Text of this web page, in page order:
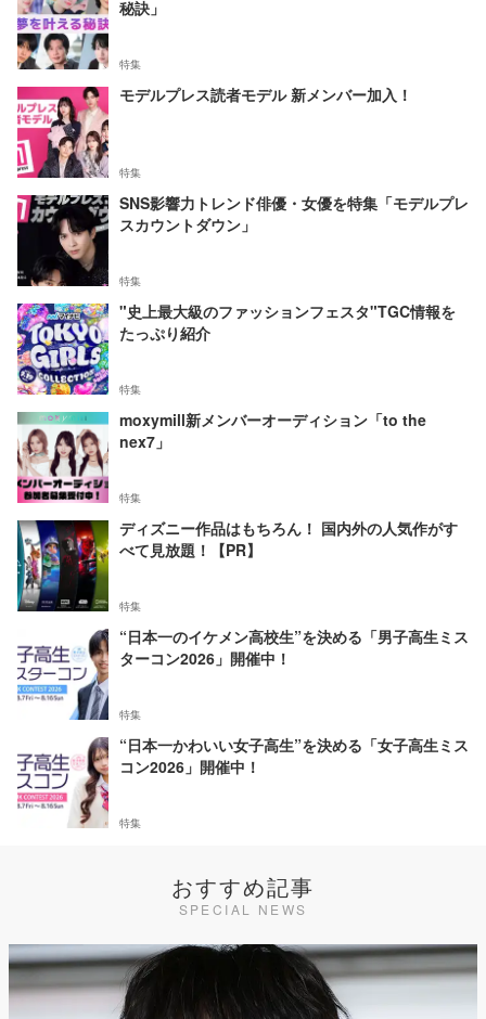
秘訣」
特集
モデルプレス読者モデル 新メンバー加入！
特集
SNS影響力トレンド俳優・女優を特集「モデルプレ
スカウントダウン」
特集
"史上最大級のファッションフェスタ"TGC情報を
たっぷり紹介
特集
moxymill新メンバーオーディション「to the
nex7」
特集
ディズニー作品はもちろん！ 国内外の人気作がす
べて見放題！【PR】
特集
“日本一のイケメン高校生”を決める「男子高生ミス
ターコン2026」開催中！
特集
“日本一かわいい女子高生”を決める「女子高生ミス
コン2026」開催中！
特集
おすすめ記事
SPECIAL NEWS